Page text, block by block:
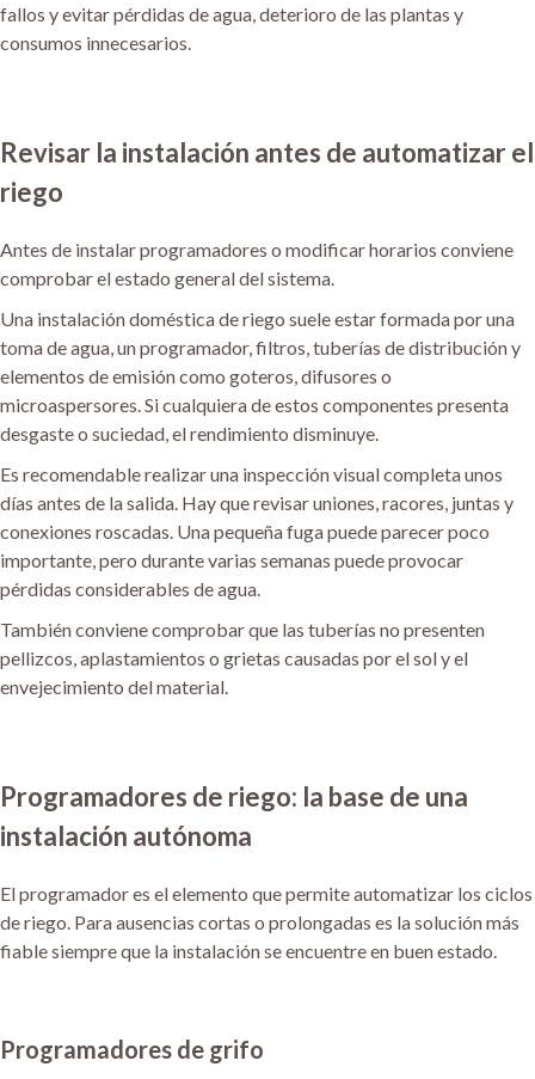
fallos y evitar pérdidas de agua, deterioro de las plantas y
consumos innecesarios.
Revisar la instalación antes de automatizar el
riego
Antes de instalar programadores o modificar horarios conviene
comprobar el estado general del sistema.
Una instalación doméstica de riego suele estar formada por una
toma de agua, un programador, filtros, tuberías de distribución y
elementos de emisión como goteros, difusores o
microaspersores. Si cualquiera de estos componentes presenta
desgaste o suciedad, el rendimiento disminuye.
Es recomendable realizar una inspección visual completa unos
días antes de la salida. Hay que revisar uniones, racores, juntas y
conexiones roscadas. Una pequeña fuga puede parecer poco
importante, pero durante varias semanas puede provocar
pérdidas considerables de agua.
También conviene comprobar que las tuberías no presenten
pellizcos, aplastamientos o grietas causadas por el sol y el
envejecimiento del material.
Programadores de riego: la base de una
instalación autónoma
El programador es el elemento que permite automatizar los ciclos
de riego. Para ausencias cortas o prolongadas es la solución más
fiable siempre que la instalación se encuentre en buen estado.
Programadores de grifo